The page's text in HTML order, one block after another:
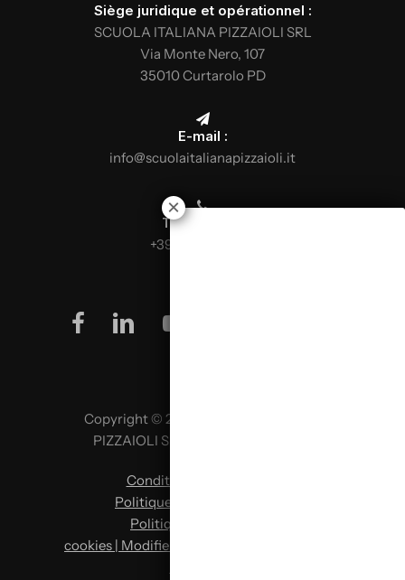
Siège juridique et opérationnel :
SCUOLA ITALIANA PIZZAIOLI SRL
Via Monte Nero, 107
35010 Curtarolo PD
E-mail :
info@scuolaitalianapizzaioli.it
Téléphone :
+39 0499624665
facebook
linkedinyoutube
Copyright © 2026 SCUOLA ITALIANA
PIZZAIOLI SRL P. IVA 02957980341
Conditions d’utilisation
Politique de confidentialité
Politique en matière de
cookies | Modifier les préférences en matière